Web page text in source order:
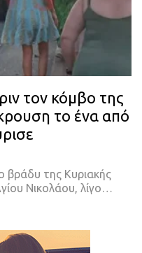
τον κόμβο της
το ένα από
βράδυ της Κυριακής
Νικολάου, λίγο…